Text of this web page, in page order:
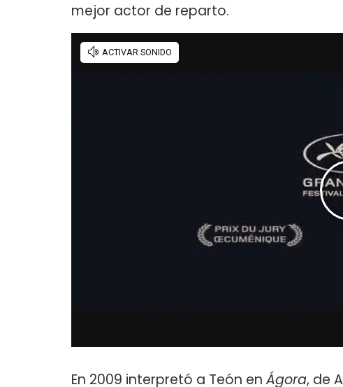
mejor actor de reparto.
En 2009 interpretó a Teón enÁgora, de